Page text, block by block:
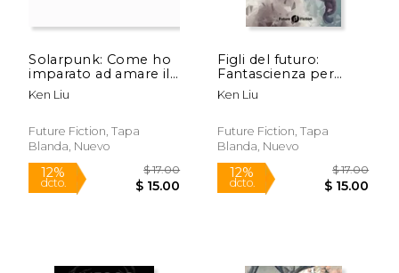
15%
dcto. $ 14.41
12%
dcto. $
Solarpunk: Come ho
imparato ad amare il
futuro (en Italiano)
Ken Liu
Future Fiction, Tapa
Blanda, Nuevo
Figli del futuro:
Fantascienza per
ragazzi del nuovo
millennio (en Italiano)
Ken Liu
Future Fiction, Tapa
Blanda, Nuevo